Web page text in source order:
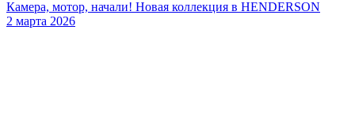
Камера, мотор, начали! Новая коллекция в HENDERSON
2 марта 2026